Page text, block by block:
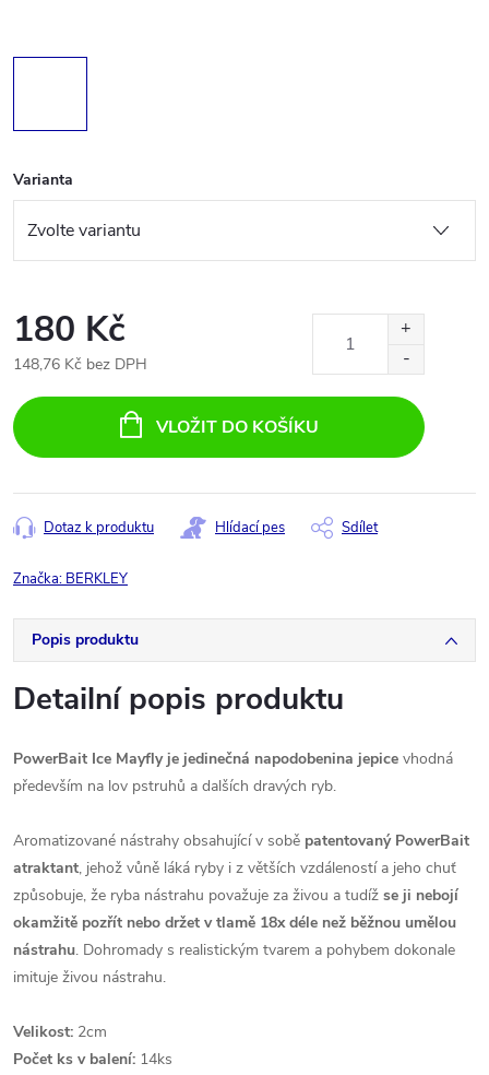
Varianta
180 Kč
148,76 Kč bez DPH
cena:
VLOŽIT DO KOŠÍKU
Dotaz k produktu Hlídací pes Sdílet
Značka: BERKLEY
Popis produktu
Detailní popis produktu
PowerBait Ice Mayfly je jedinečná napodobenina jepice vhodná
především na lov pstruhů a dalších dravých ryb.
Aromatizované nástrahy obsahující v sobě patentovaný PowerBait
atraktant, jehož vůně láká ryby i z větších vzdáleností a jeho chuť
způsobuje, že ryba nástrahu považuje za živou a tudíž se ji nebojí
okamžitě pozřít nebo držet v tlamě 18x déle než běžnou umělou
nástrahu. Dohromady s realistickým tvarem a pohybem dokonale
imituje živou nástrahu.
Velikost: 2cm
Počet ks v balení: 14ks